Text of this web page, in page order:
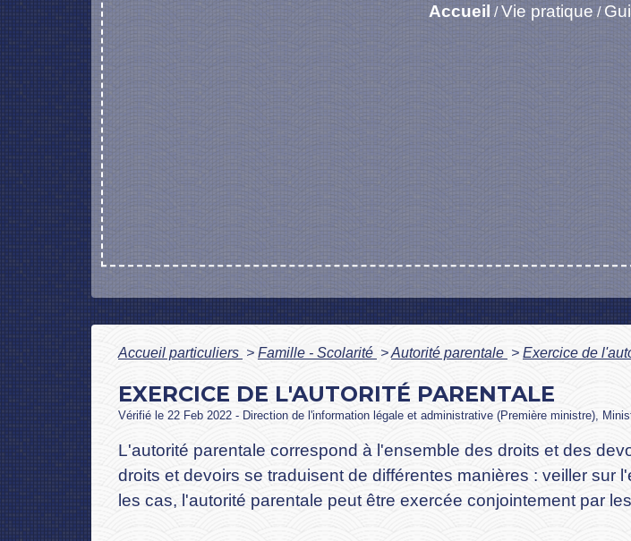
Accueil /Vie pratique /
Accueil particuliers > Famille - Scolarité >Autorité parentale > Exercice de
EXERCICE DE L'AUTORITÉ PARENTALE
Vérifié le 22 Feb 2022 - Direction de l'information légale et administrative (Première ministre),
L'autorité parentale correspond à l'ensemble des droits et des
droits et devoirs se traduisent de différentes manières : veiller sur
les cas, l'autorité parentale peut être exercée conjointement par